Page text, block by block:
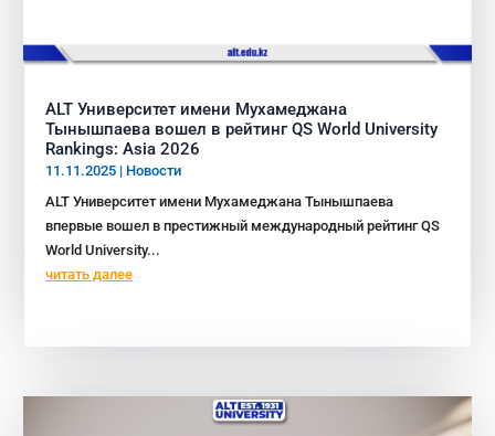
ALT Университет имени Мухамеджана
Тынышпаева вошел в рейтинг QS World University
Rankings: Asia 2026
11.11.2025 | Новости
ALT Университет имени Мухамеджана Тынышпаева
впервые вошел в престижный международный рейтинг QS
World University...
читать далее